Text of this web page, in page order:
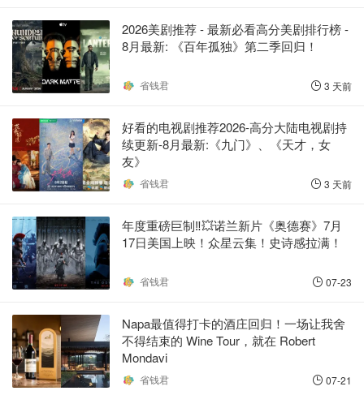
2026美剧推荐 - 最新必看高分美剧排行榜 -
8月最新: 《​​百年孤独》第二季回归！
省钱君 3 天前
好看的电视剧推荐2026-高分大陆电视剧持
续更新-8月最新:《九门》、《天才，女
友》
省钱君 3 天前
年度重磅巨制‼️💥诺兰新片《奥德赛》7月
17日美国上映！众星云集！史诗感拉满！
省钱君 07-23
Napa最值得打卡的酒庄回归！一场让我舍
不得结束的 Wine Tour，就在 Robert
Mondavi
省钱君 07-21